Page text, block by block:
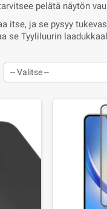
pelätä näytön
itse, ja se pysyy
se Tyyliluurin
-- Valitse --